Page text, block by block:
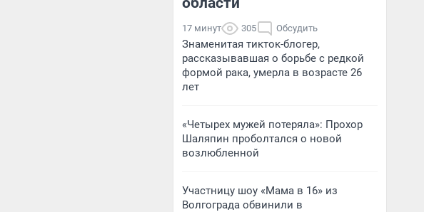
17 минут 305 Обсудить
Знаменитая тикток-блогер,
рассказывавшая о борьбе с редкой
формой рака, умерла в возрасте 26
лет
«Четырех мужей потеряла»: Прохор
Шаляпин проболтался о новой
возлюбленной
Участницу шоу «Мама в 16» из
Волгограда обвинили в